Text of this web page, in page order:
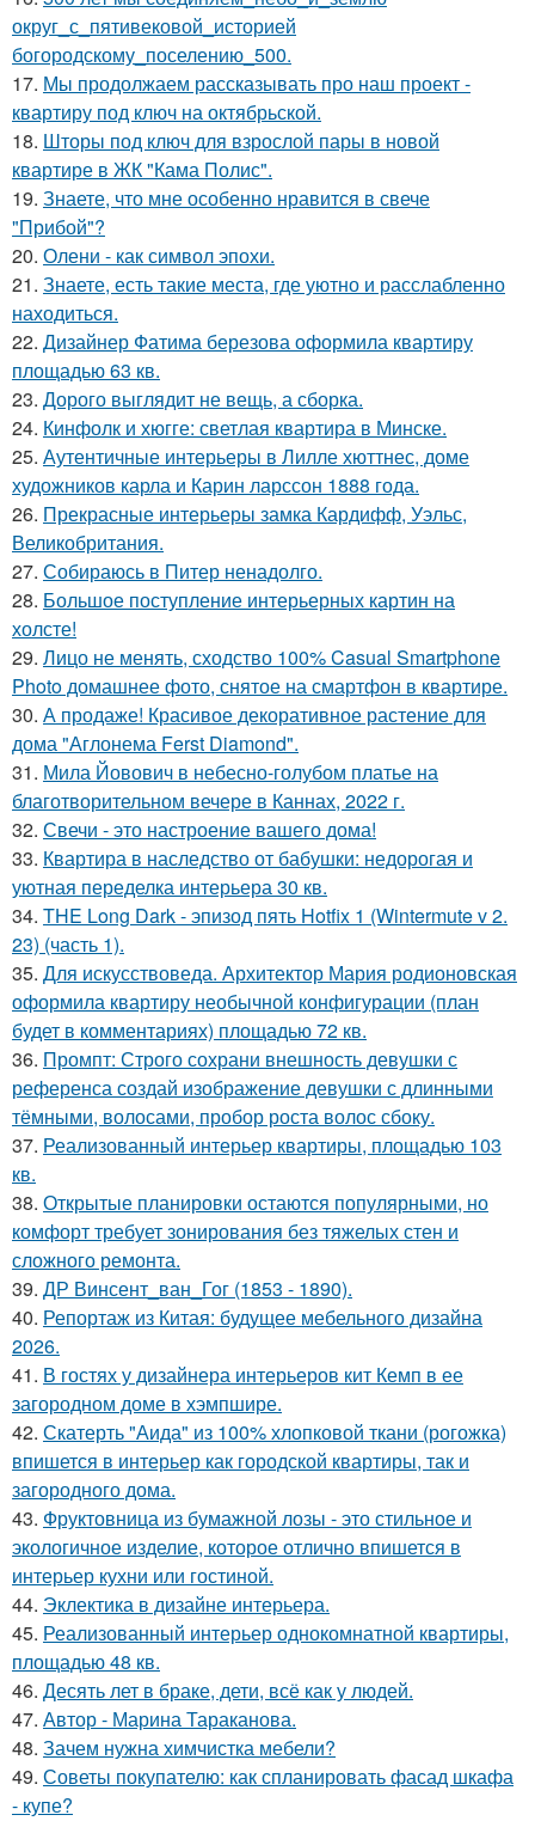
округ_с_пятивековой_историей
богородскому_поселению_500.
17. Мы продолжаем рассказывать про наш проект -
квартиру под ключ на октябрьской.
18. Шторы под ключ для взрослой пары в новой
квартире в ЖК "Кама Полис".
19. Знаете, что мне особенно нравится в свече
"Прибой"?
20. Олени - как символ эпохи.
21. Знаете, есть такие места, где уютно и расслабленно
находиться.
22. Дизайнер Фатима березова оформила квартиру
площадью 63 кв.
23. Дорого выглядит не вещь, а сборка.
24. Кинфолк и хюгге: светлая квартира в Минске.
25. Аутентичные интерьеры в Лилле хюттнес, доме
художников карла и Карин ларссон 1888 года.
26. Прекрасные интерьеры замка Кардифф, Уэльс,
Великобритания.
27. Собираюсь в Питер ненадолго.
28. Большое поступление интерьерных картин на
холсте!
29. Лицо не менять, сходство 100% Casual Smartphone
Photo домашнее фото, снятое на смартфон в квартире.
30. А продаже! Красивое декоративное растение для
дома "Аглонема Ferst Diamond".
31. Мила Йовович в небесно-голубом платье на
благотворительном вечере в Каннах, 2022 г.
32. Свечи - это настроение вашего дома!
33. Квартира в наследство от бабушки: недорогая и
уютная переделка интерьера 30 кв.
34. THE Long Dark - эпизод пять Hotfix 1 (Wintermute v 2.
23) (часть 1).
35. Для искусствоведа. Архитектор Мария родионовская
оформила квартиру необычной конфигурации (план
будет в комментариях) площадью 72 кв.
36. Промпт: Строго сохрани внешность девушки с
референса создай изображение девушки с длинными
тёмными, волосами, пробор роста волос сбоку.
37. Реализованный интерьер квартиры, площадью 103
кв.
38. Открытые планировки остаются популярными, но
комфорт требует зонирования без тяжелых стен и
сложного ремонта.
39. ДР Винсент_ван_Гог (1853 - 1890).
40. Репортаж из Китая: будущее мебельного дизайна
2026.
41. В гостях у дизайнера интерьеров кит Кемп в ее
загородном доме в хэмпшире.
42. Скатерть "Аида" из 100% хлопковой ткани (рогожка)
впишется в интерьер как городской квартиры, так и
загородного дома.
43. Фруктовница из бумажной лозы - это стильное и
экологичное изделие, которое отлично впишется в
интерьер кухни или гостиной.
44. Эклектика в дизайне интерьера.
45. Реализованный интерьер однокомнатной квартиры,
площадью 48 кв.
46. Десять лет в браке, дети, всё как у людей.
47. Автор - Марина Тараканова.
48. Зачем нужна химчистка мебели?
49. Советы покупателю: как спланировать фасад шкафа
- купе?